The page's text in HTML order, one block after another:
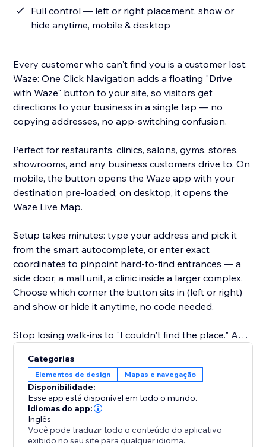
Full control — left or right placement, show or
hide anytime, mobile & desktop
Every customer who can't find you is a customer lost.
Waze: One Click Navigation adds a floating "Drive
with Waze" button to your site, so visitors get
directions to your business in a single tap — no
copying addresses, no app-switching confusion.
Perfect for restaurants, clinics, salons, gyms, stores,
showrooms, and any business customers drive to. On
mobile, the button opens the Waze app with your
destination pre-loaded; on desktop, it opens the
Waze Live Map.
Setup takes minutes: type your address and pick it
from the smart autocomplete, or enter exact
coordinates to pinpoint hard-to-find entrances — a
side door, a mall unit, a clinic inside a larger complex.
Choose which corner the button sits in (left or right)
and show or hide it anytime, no code needed.
Stop losing walk-ins to "I couldn't find the place." Add
the easiest part of the visit.
Categorias
Elementos de design Mapas e navegação
Disponibilidade:
Esse app está disponível em todo o mundo.
Idiomas do app:
Inglês
Você pode traduzir todo o conteúdo do aplicativo
exibido no seu site para qualquer idioma.